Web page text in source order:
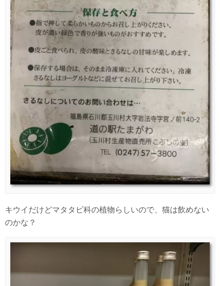
キウイだけどマタタビ科の植物らしいので、猫は飲めない
のかな？